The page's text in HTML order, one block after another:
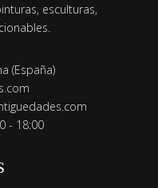
esculturas,
(España)
- 18:00